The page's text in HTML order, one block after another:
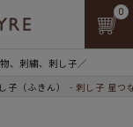
、刺繍、刺し子／
0
子（ふきん） 刺し子 星つ